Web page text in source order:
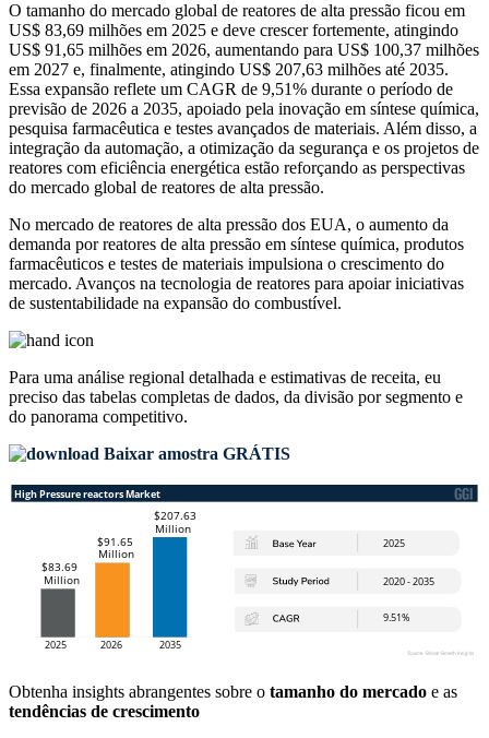
O tamanho do mercado global de reatores de alta pressão ficou em
US$ 83,69 milhões em 2025 e deve crescer fortemente, atingindo
US$ 91,65 milhões em 2026, aumentando para US$ 100,37 milhões
em 2027 e, finalmente, atingindo US$ 207,63 milhões até 2035.
Essa expansão reflete um CAGR de 9,51% durante o período de
previsão de 2026 a 2035, apoiado pela inovação em síntese química,
pesquisa farmacêutica e testes avançados de materiais. Além disso, a
integração da automação, a otimização da segurança e os projetos de
reatores com eficiência energética estão reforçando as perspectivas
do mercado global de reatores de alta pressão.
No mercado de reatores de alta pressão dos EUA, o aumento da
demanda por reatores de alta pressão em síntese química, produtos
farmacêuticos e testes de materiais impulsiona o crescimento do
mercado. Avanços na tecnologia de reatores para apoiar iniciativas
de sustentabilidade na expansão do combustível.
Para uma análise regional detalhada e estimativas de receita, eu
preciso das tabelas completas de dados, da divisão por segmento e
do panorama competitivo.
Baixar amostra GRÁTIS
Obtenha insights abrangentes sobre o tamanho do mercado e as
tendências de crescimento